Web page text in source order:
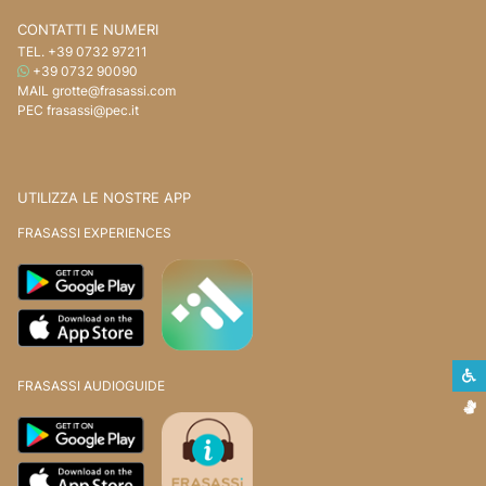
CONTATTI E NUMERI
TEL. +39 0732 97211
WHATSAPP
+39 0732 90090
MAIL grotte@frasassi.com
PEC frasassi@pec.it
UTILIZZA LE NOSTRE APP
FRASASSI EXPERIENCES
FRASASSI AUDIOGUIDE